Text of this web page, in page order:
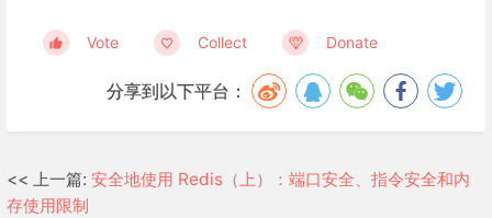
Vote Collect Donate
分享到以下平台：
<< 上一篇: 安全地使用 Redis（上）：端口安全、指令安全和内
存使用限制